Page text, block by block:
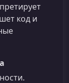
код и